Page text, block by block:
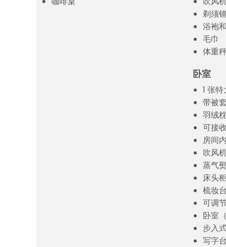
剃须
浴袍
毛巾
体重
卧室
1 张
带被
羽绒
可接
房间
吹风
蒸气
床头
梳妆
可调
卧室
步入
写字